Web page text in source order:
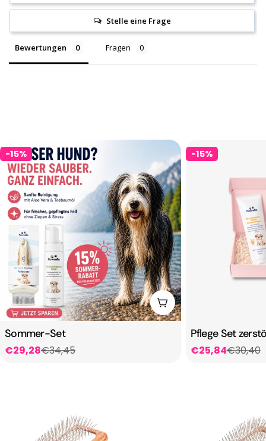
🐾Zahlungsmethoden
Apple Pay
Google Pay
Hundefriseure, Groomer Akademien, Züchter,
Wiederverkäufer, Großabnehmer usw. mit
Gewerbeschein erhalten besondere
Konditionen. Sende uns einfach eine E-Mail mit
Deinem Namen und Gewerbeschein und wir
werden Dich mit Deinem persönlichen Code
kontaktieren.
Email:
Info@Kebelyn.com
Stelle eine Frage
Bewertungen Fragen
-15%
In Den Warenkorb
Sommer-Set
Verkaufspreis
€29,28
Regulärer€34,45
-15%
Pflege Set
Verkaufspreis
€25,84
Regulärer€30,40